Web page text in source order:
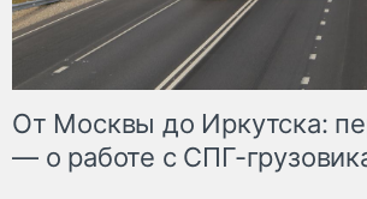
От Москвы до Иркутска:
— о работе с СПГ-